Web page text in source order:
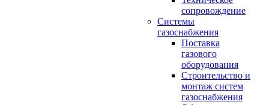
сопровождение
Системы
газоснабжения
Поставка
газового
оборудования
Строительство и
монтаж систем
газоснабжения